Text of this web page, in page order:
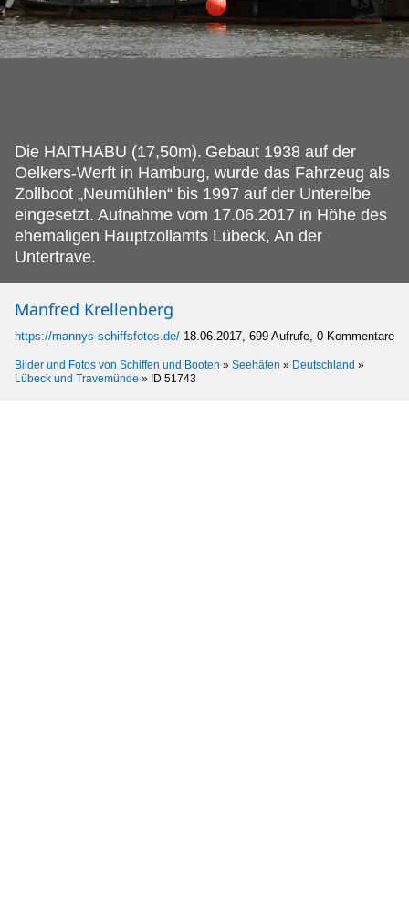
Die HAITHABU (17,50m). Gebaut 1938 auf der
Oelkers-Werft in Hamburg, wurde das Fahrzeug als
Zollboot „Neumühlen“ bis 1997 auf der Unterelbe
eingesetzt. Aufnahme vom 17.06.2017 in Höhe des
ehemaligen Hauptzollamts Lübeck, An der
Untertrave.
Manfred Krellenberg
https://mannys-schiffsfotos.de/ 18.06.2017, 699 Aufrufe, 0 Kommentare
Bilder und Fotos von Schiffen und Booten » Seehäfen » Deutschland »
Lübeck und Travemünde » ID 51743